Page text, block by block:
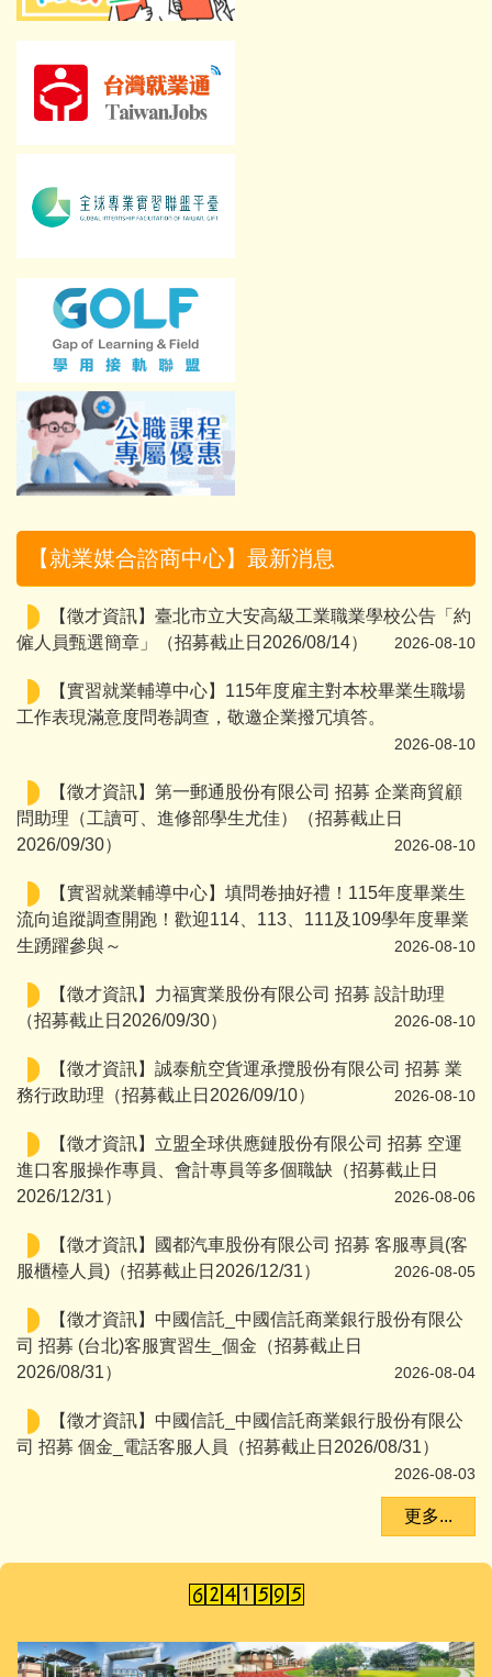
【就業媒合諮商中心】最新消息
【徵才資訊】臺北市立大安高級工業職業學校公告「約
僱人員甄選簡章」（招募截止日2026/08/14）
2026-08-10
【實習就業輔導中心】115年度雇主對本校畢業生職場
工作表現滿意度問卷調查，敬邀企業撥冗填答。
2026-08-10
【徵才資訊】第一郵通股份有限公司 招募 企業商貿顧
問助理（工讀可、進修部學生尤佳）（招募截止日
2026/09/30）
2026-08-10
【實習就業輔導中心】填問卷抽好禮！115年度畢業生
流向追蹤調查開跑！歡迎114、113、111及109學年度畢業
生踴躍參與～
2026-08-10
【徵才資訊】力福實業股份有限公司 招募 設計助理
（招募截止日2026/09/30）
2026-08-10
【徵才資訊】誠泰航空貨運承攬股份有限公司 招募 業
務行政助理（招募截止日2026/09/10）
2026-08-10
【徵才資訊】立盟全球供應鏈股份有限公司 招募 空運
進口客服操作專員、會計專員等多個職缺（招募截止日
2026/12/31）
2026-08-06
【徵才資訊】國都汽車股份有限公司 招募 客服專員(客
服櫃檯人員)（招募截止日2026/12/31）
2026-08-05
【徵才資訊】中國信託_中國信託商業銀行股份有限公
司 招募 (台北)客服實習生_個金（招募截止日
2026/08/31）
2026-08-04
【徵才資訊】中國信託_中國信託商業銀行股份有限公
司 招募 個金_電話客服人員（招募截止日2026/08/31）
2026-08-03
更多...